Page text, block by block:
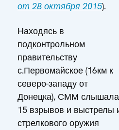
от 28 октября 2015).
Находясь в
подконтрольном
правительству
с.Первомайское (16км к
северо-западу от
Донецка), СММ слышала
15 взрывов и выстрелы
стрелкового оружия